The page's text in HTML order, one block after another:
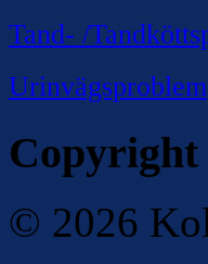
Tand- /
Urinvägsproblem
Copyright
© 2026